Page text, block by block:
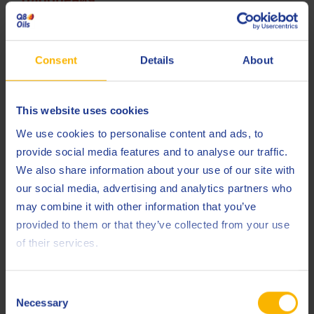
Consent Details About
This website uses cookies
We use cookies to personalise content and ads, to
provide social media features and to analyse our traffic.
We also share information about your use of our site with
our social media, advertising and analytics partners who
may combine it with other information that you’ve
provided to them or that they’ve collected from your use
of their services.
Selection
Necessary
API SP
API SP-RC
API SQ
Fiat 9.55535-GSX
Ford M2C947-B1
Ford M2C954-A1